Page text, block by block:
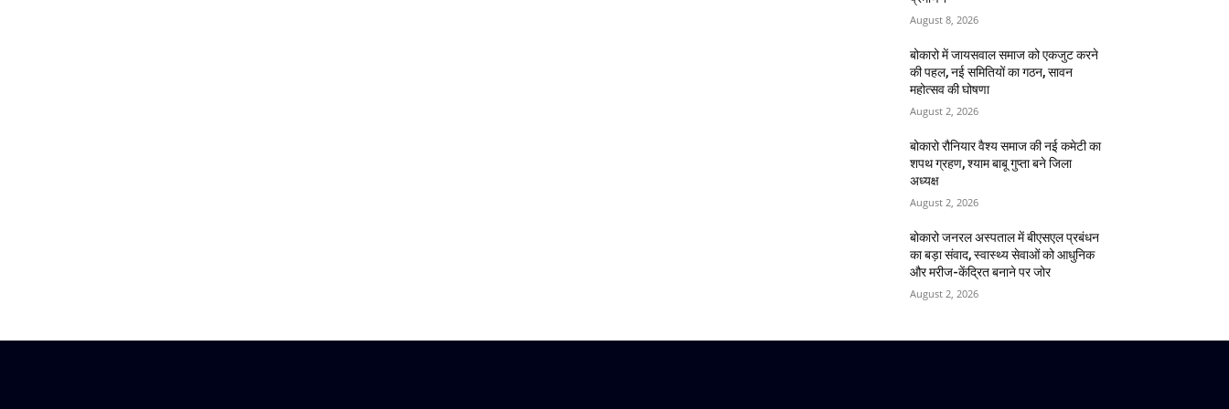
August 8, 2026
बोकारो में जायसवाल समाज को एकजुट करने
की पहल, नई समितियों का गठन, सावन
महोत्सव की घोषणा
August 2, 2026
बोकारो रौनियार वैश्य समाज की नई कमेटी का
शपथ ग्रहण, श्याम बाबू गुप्ता बने जिला
अध्यक्ष
August 2, 2026
बोकारो जनरल अस्पताल में बीएसएल प्रबंधन
का बड़ा संवाद, स्वास्थ्य सेवाओं को आधुनिक
और मरीज-केंद्रित बनाने पर जोर
August 2, 2026